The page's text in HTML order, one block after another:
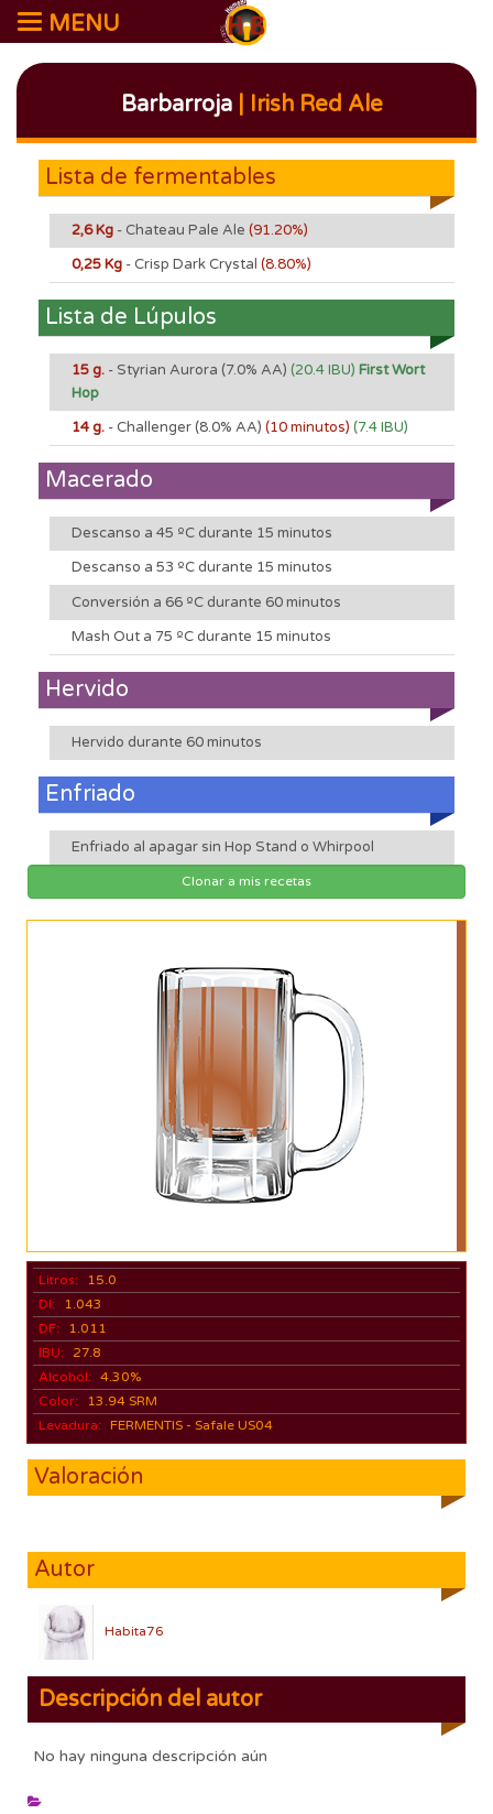
MENU
Barbarroja | Irish Red Ale
Lista de fermentables
2,6 Kg - Chateau Pale Ale (91.20%)
0,25 Kg - Crisp Dark Crystal (8.80%)
Lista de Lúpulos
15 g. - Styrian Aurora (7.0% AA) (20.4 IBU) First Wort
Hop
14 g. - Challenger(8.0% AA) (10 minutos) (7.4 IBU)
Macerado
Descanso a 45 ºC durante 15 minutos
Descanso a 53 ºC durante 15 minutos
Conversión a 66 ºC durante 60 minutos
Mash Out a 75 ºC durante 15 minutos
Hervido
Hervido durante 60 minutos
Enfriado
Enfriado al apagar sin Hop Stand o Whirpool
Clonar a mis recetas
Litros:
15.0
DI:
1.043
DF:
1.011
IBU:
27.8
Alcohol: 4.30%
Color:
13.94 SRM
Levadura: FERMENTIS - Safale US04
Valoración
Autor
Habita76
Descripción del autor
No hay ninguna descripción aún